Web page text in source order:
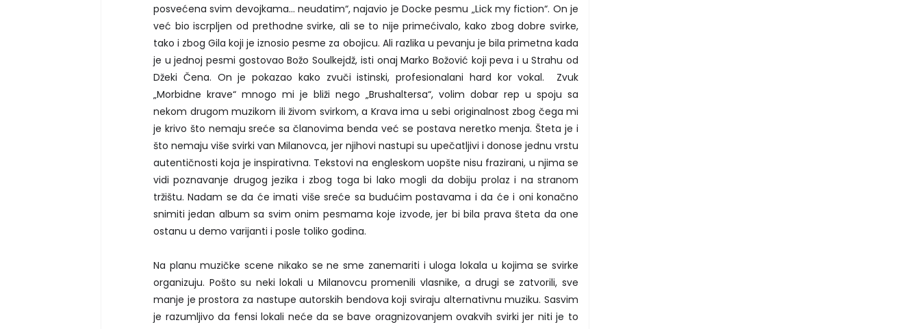
posvećena svim devojkama... neudatim“, najavio je Docke pesmu „Lick my fiction“. On je
već bio iscrpljen od prethodne svirke, ali se to nije primećivalo, kako zbog dobre svirke,
tako i zbog Gila koji je iznosio pesme za obojicu. Ali razlika u pevanju je bila primetna kada
je u jednoj pesmi gostovao Božo Soulkejdž, isti onaj Marko Božović koji peva i u Strahu od
Džeki Čena. On je pokazao kako zvuči istinski, profesionalani hard kor vokal. Zvuk
„Morbidne krave“ mnogo mi je bliži nego „Brushaltersa“, volim dobar rep u spoju sa
nekom drugom muzikom ili živom svirkom, a Krava ima u sebi originalnost zbog čega mi
je krivo što nemaju sreće sa članovima benda već se postava neretko menja. Šteta je i
što nemaju više svirki van Milanovca, jer njihovi nastupi su upečatljivi i donose jednu vrstu
autentičnosti koja je inspirativna. Tekstovi na engleskom uopšte nisu frazirani, u njima se
vidi poznavanje drugog jezika i zbog toga bi lako mogli da dobiju prolaz i na stranom
tržištu. Nadam se da će imati više sreće sa budućim postavama i da će i oni konačno
snimiti jedan album sa svim onim pesmama koje izvode, jer bi bila prava šteta da one
ostanu u demo varijanti i posle toliko godina.
Na planu muzičke scene nikako se ne sme zanemariti i uloga lokala u kojima se svirke
organizuju. Pošto su neki lokali u Milanovcu promenili vlasnike, a drugi se zatvorili, sve
manje je prostora za nastupe autorskih bendova koji sviraju alternativnu muziku. Sasvim
je razumljivo da fensi lokali neće da se bave oragnizovanjem ovakvih svirki jer niti je to